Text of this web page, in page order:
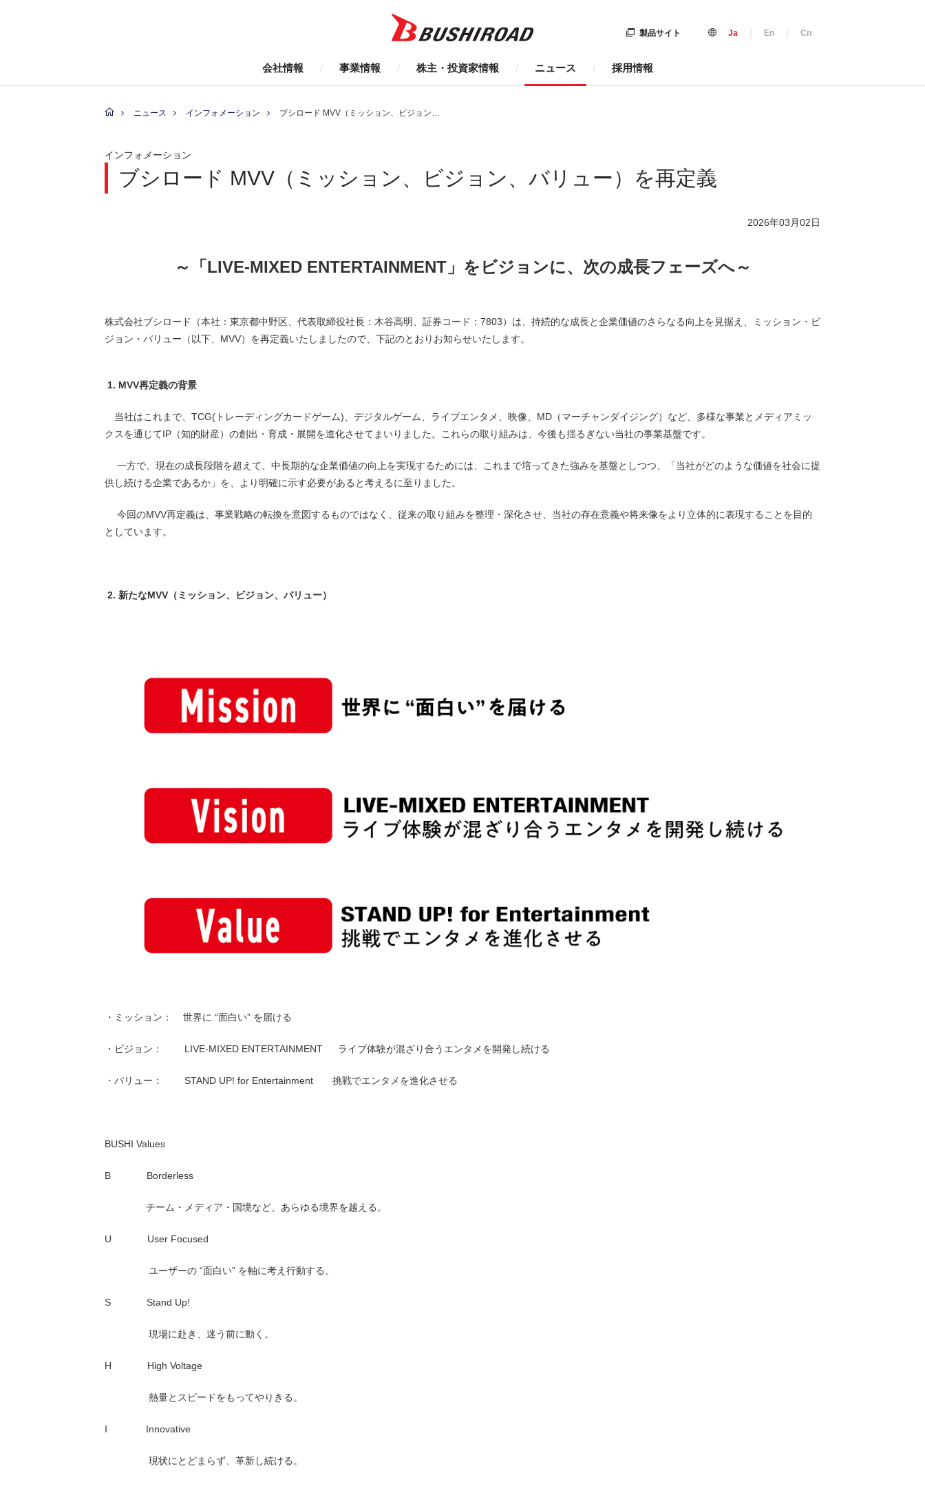
製品サイト Ja | En | Cn
会社情報 事業情報 株主・投資家情報 ニュース 採用情報
ニュース インフォメーション ブシロード MVV（ミッション、ビジョン、バリュー）を再定義
インフォメーション
ブシロード MVV（ミッション、ビジョン、バリュー）を再定義
2026年03月02日
～「LIVE-MIXED ENTERTAINMENT」をビジョンに、次の成長フェーズへ～
株式会社ブシロード（本社：東京都中野区、代表取締役社長：木谷高明、証券コード：7803）は、持続的な成長と企業価値のさらなる向上を見据え、ミッション・ビ
ジョン・バリュー（以下、MVV）を再定義いたしましたので、下記のとおりお知らせいたします。
1. MVV再定義の背景
当社はこれまで、TCG(トレーディングカードゲーム)、デジタルゲーム、ライブエンタメ、映像、MD（マーチャンダイジング）など、多様な事業とメディアミッ
クスを通じてIP（知的財産）の創出・育成・展開を進化させてまいりました。これらの取り組みは、今後も揺るぎない当社の事業基盤です。
一方で、現在の成長段階を超えて、中長期的な企業価値の向上を実現するためには、これまで培ってきた強みを基盤としつつ、「当社がどのような価値を社会に提
供し続ける企業であるか」を、より明確に示す必要があると考えるに至りました。
今回のMVV再定義は、事業戦略の転換を意図するものではなく、従来の取り組みを整理・深化させ、当社の存在意義や将来像をより立体的に表現することを目的
としています。
2. 新たなMVV（ミッション、ビジョン、バリュー）
・ミッション： 世界に “面白い” を届ける
・ビジョン： LIVE-MIXED ENTERTAINMENT ライブ体験が混ざり合うエンタメを開発し続ける
・バリュー： STAND UP! for Entertainment 挑戦でエンタメを進化させる
BUSHI Values
B Borderless
チーム・メディア・国境など、あらゆる境界を越える。
U User Focused
ユーザーの “面白い” を軸に考え行動する。
S Stand Up!
現場に赴き、迷う前に動く。
H High Voltage
熱量とスピードをもってやりきる。
I Innovative
現状にとどまらず、革新し続ける。